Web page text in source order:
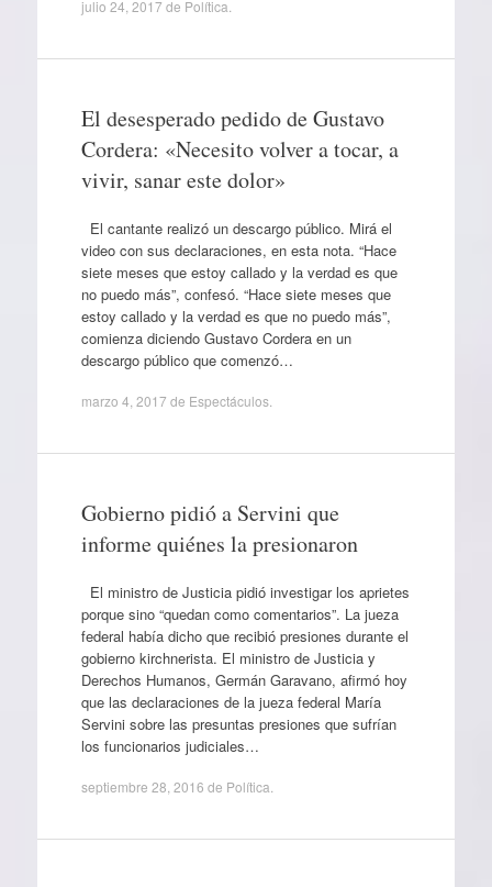
julio 24, 2017 de Política
El desesperado pedido de Gustavo
Cordera: «Necesito volver a tocar, a
vivir, sanar este dolor»
El cantante realizó un descargo público. Mirá el
video con sus declaraciones, en esta nota. “Hace
siete meses que estoy callado y la verdad es que
no puedo más”, confesó. “Hace siete meses que
estoy callado y la verdad es que no puedo más”,
comienza diciendo Gustavo Cordera en un
descargo público que comenzó…
marzo 4, 2017 de Espectáculos.
Gobierno pidió a Servini que
informe quiénes la presionaron
El ministro de Justicia pidió investigar los aprietes
porque sino “quedan como comentarios”. La jueza
federal había dicho que recibió presiones durante el
gobierno kirchnerista. El ministro de Justicia y
Derechos Humanos, Germán Garavano, afirmó hoy
que las declaraciones de la jueza federal María
Servini sobre las presuntas presiones que sufrían
los funcionarios judiciales…
septiembre 28, 2016 de Política